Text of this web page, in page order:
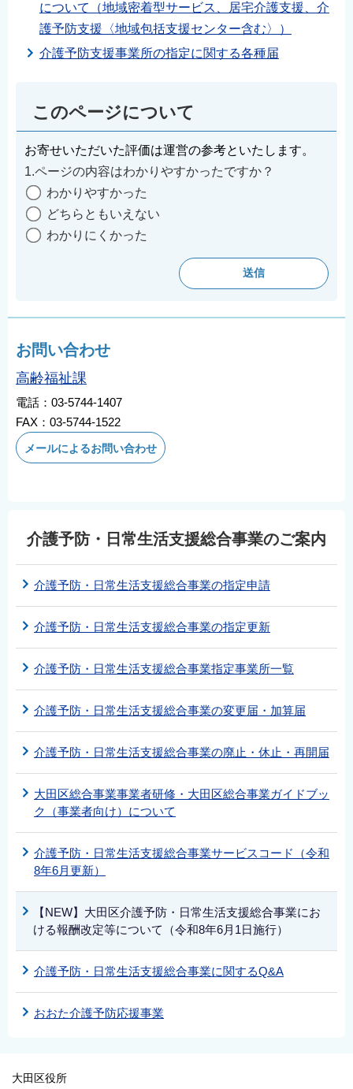
について（地域密着型サービス、居宅介護支援、介
護予防支援〈地域包括支援センター含む〉）
介護予防支援事業所の指定に関する各種届
このページについて
お寄せいただいた評価は運営の参考といたします。
1.ページの内容はわかりやすかったですか？
わかりやすかった
どちらともいえない
わかりにくかった
お問い合わせ
高齢福祉課
電話：03-5744-1407
FAX：03-5744-1522
メールによるお問い合わせ
介護予防・日常生活支援総合事業のご案内
介護予防・日常生活支援総合事業の指定申請
介護予防・日常生活支援総合事業の指定更新
介護予防・日常生活支援総合事業指定事業所一覧
介護予防・日常生活支援総合事業の変更届・加算届
介護予防・日常生活支援総合事業の廃止・休止・再開届
大田区総合事業事業者研修・大田区総合事業ガイドブッ
ク（事業者向け）について
介護予防・日常生活支援総合事業サービスコード（令和
8年6月更新）
【NEW】大田区介護予防・日常生活支援総合事業にお
ける報酬改定等について（令和8年6月1日施行）
介護予防・日常生活支援総合事業に関するQ&A
おおた介護予防応援事業
大田区役所